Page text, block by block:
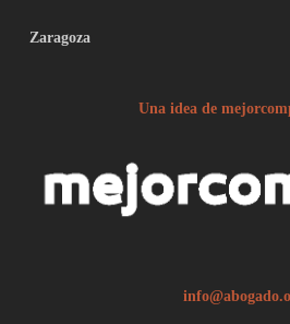
Zaragoza
Una idea de